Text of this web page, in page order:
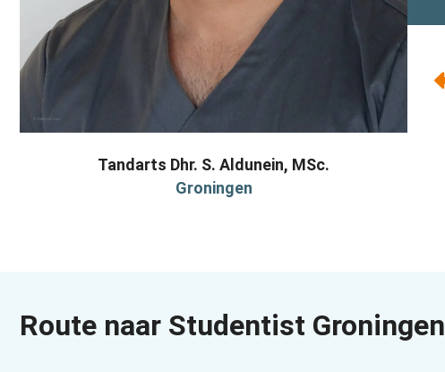
Tandarts Dhr. S. Aldunein, MSc.
Groningen
Route naar Studentist Groningen